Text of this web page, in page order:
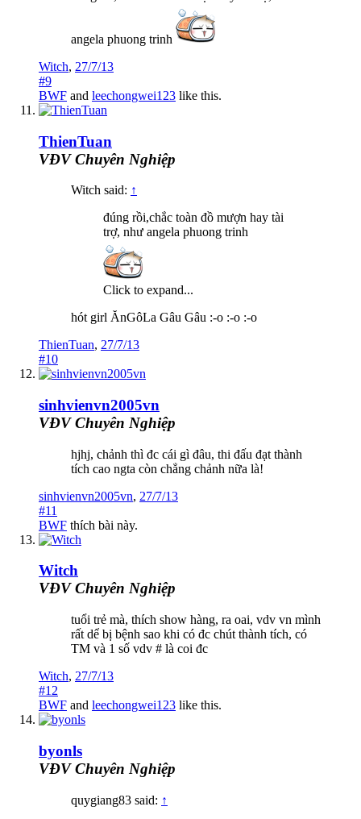
angela phuong trinh
Witch, 27/7/13
#9
BWF and leechongwei123 like this.
ThienTuan
VĐV Chuyên Nghiệp
Witch said: ↑
đúng rồi,chắc toàn đồ mượn hay tài
trợ, như angela phuong trinh
Click to expand...
hót girl ĂnGôLa Gâu Gâu :-o :-o :-o
ThienTuan, 27/7/13
#10
sinhvienvn2005vn
VĐV Chuyên Nghiệp
hjhj, chảnh thì đc cái gì đâu, thi đấu đạt thành
tích cao ngta còn chẳng chảnh nữa là!
sinhvienvn2005vn, 27/7/13
#11
BWF thích bài này.
Witch
VĐV Chuyên Nghiệp
tuổi trẻ mà, thích show hàng, ra oai, vdv vn mình
rất dể bị bệnh sao khi có đc chút thành tích, có
TM và 1 số vdv # là coi đc
Witch, 27/7/13
#12
BWF and leechongwei123 like this.
byonls
VĐV Chuyên Nghiệp
quygiang83 said: ↑